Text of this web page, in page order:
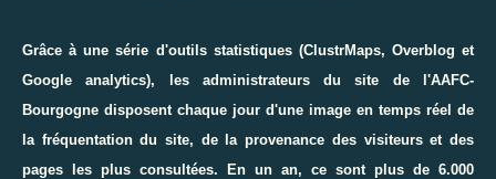
Grâce à une série d'outils statistiques (ClustrMaps, Overblog et
Google analytics), les administrateurs du site de l'AAFC-
Bourgogne disposent chaque jour d'une image en temps réel de
la fréquentation du site, de la provenance des visiteurs et des
pages les plus consultées. En un an, ce sont plus de 6.000